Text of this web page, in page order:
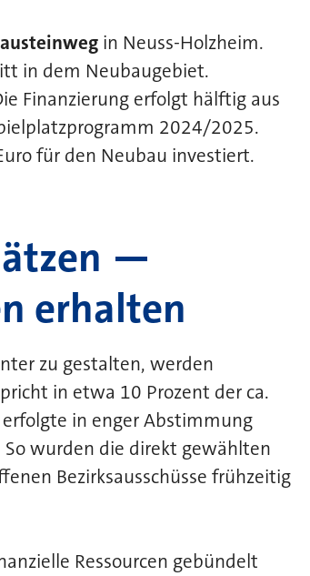
in Neuss-Holzheim.
in dem Neubaugebiet.
Finanzierung erfolgt hälftig aus
2024/2025.
für den Neubau investiert.
—
erhalten
zu gestalten, werden
in etwa 10 Prozent der ca.
in enger Abstimmung
wurden die direkt gewählten
Bezirksausschüsse frühzeitig
Ressourcen gebündelt